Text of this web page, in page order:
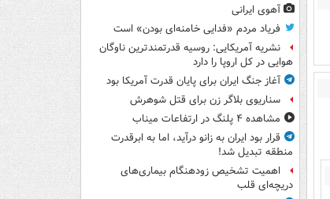
آهوی ایرانی
فریاد مردم «فدایی خامنه‌ای بودن» است
نشریه آمریکایی: روسیه قدرتمندترین ناوگان
هوایی در کل اروپا را دارد
آغاز جنگ ایران برای پایان قدرت آمریکا بود
سناریوی بلاگر زن برای قتل شوهرش
مشاهده ۴ پلنگ در ارتفاعات میناب
قرار بود ایران به زانو درآید، اما به ابرقدرت
منطقه تبدیل شد!
اهمیت تشخیص زودهنگام بیماری‌های
دریچه‌ای قلب